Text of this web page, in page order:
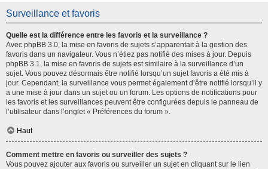
Surveillance et favoris
Quelle est la différence entre les favoris et la surveillance ?
Avec phpBB 3.0, la mise en favoris de sujets s’apparentait à la gestion des
favoris dans un navigateur. Vous n’étiez pas notifié des mises à jour. Depuis
phpBB 3.1, la mise en favoris de sujets est similaire à la surveillance d’un
sujet. Vous pouvez désormais être notifié lorsqu’un sujet favoris a été mis à
jour. Cependant, la surveillance vous permet également d’être notifié lorsqu’il y
a une mise à jour dans un sujet ou un forum. Les options de notifications pour
les favoris et les surveillances peuvent être configurées depuis le panneau de
l’utilisateur dans l’onglet « Préférences du forum ».
Haut
Comment mettre en favoris ou surveiller des sujets ?
Vous pouvez ajouter aux favoris ou surveiller un sujet en cliquant sur le lien